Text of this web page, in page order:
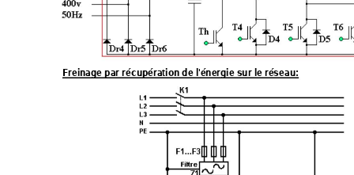
Freinage par récupération de l'énergie sur le réseau: